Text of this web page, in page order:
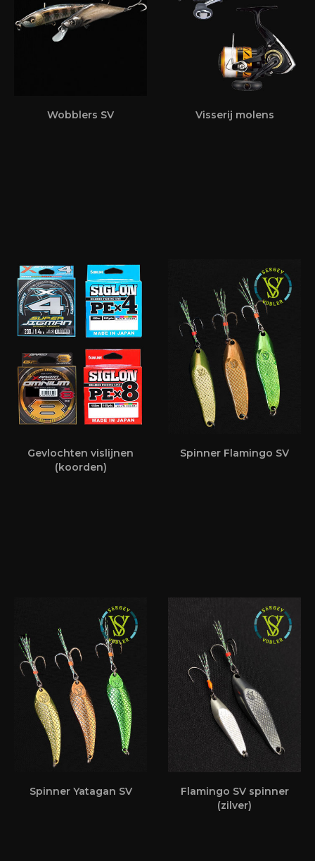
Wobblers SV Visserij molens
Gevlochten vislijnen
(koorden)
Spinner Flamingo SV
Spinner Yatagan SV
Flamingo SV spinner
(zilver)